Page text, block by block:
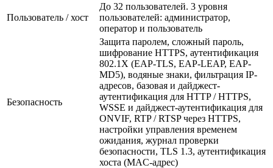
Пользователь / хост
До 32 пользователей. 3 уровня
пользователей: администратор,
оператор и пользователь
Безопасность
Защита паролем, сложный пароль,
шифрование HTTPS, аутентификация
802.1X (EAP-TLS, EAP-LEAP, EAP-
MD5), водяные знаки, фильтрация IP-
адресов, базовая и дайджест-
аутентификация для HTTP / HTTPS,
WSSE и дайджест-аутентификация для
ONVIF, RTP / RTSP через HTTPS,
настройки управления временем
ожидания, журнал проверки
безопасности, TLS 1.3, аутентификация
хоста (MAC-адрес)